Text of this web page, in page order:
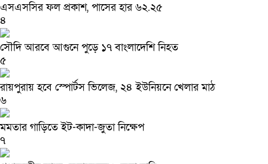
এসএসসির ফল প্রকাশ, পাসের হার ৬২.২৫
৪
সৌদি আরবে আগুনে পুড়ে ১৭ বাংলাদেশি নিহত
৫
রায়পুরায় হবে স্পোর্টস ভিলেজ, ২৪ ইউনিয়নে খেলার মাঠ
৬
মমতার গাড়িতে ইট-কাদা-জুতা নিক্ষেপ
৭